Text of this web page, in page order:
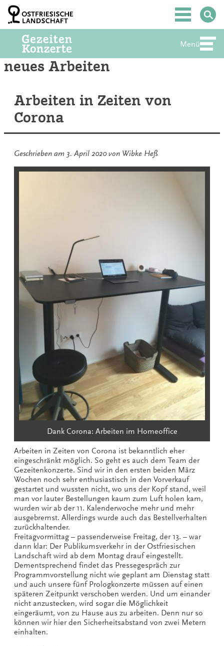
Zum
Inhalt
springen
Hauptmenü
Menü
neues Arbeiten
Arbeiten in Zeiten von
Corona
Geschrieben am 3. April 2020von Wibke Heß
Dank Corona: Arbeiten im Homeoffice
Arbeiten in Zeiten von Corona ist bekanntlich eher
eingeschränkt möglich. So geht es auch dem Team der
Gezeitenkonzerte. Sind wir in den ersten beiden März
Wochen noch sehr enthusiastisch in den Vorverkauf
gestartet und wussten nicht, wo uns der Kopf stand, weil
man vor lauter Bestellungen kaum zum Luft holen kam,
wurden wir ab der 11. Kalenderwoche mehr und mehr
ausgebremst. Allerdings wurde auch das Bestellverhalten
zurückhaltender.
Freitagvormittag – passenderweise Freitag, der 13. – war
dann klar: Der Publikumsverkehr in der Ostfriesischen
Landschaft wird ab dem Montag drauf eingestellt.
Dementsprechend findet das Pressegespräch zur
Programmvorstellung nicht wie geplant am Dienstag statt
und auch unsere fünf Prologkonzerte müssen auf einen
späteren Zeitpunkt verschoben werden. Und um einander
nicht anzustecken, wird sogar die Möglichkeit
eingeräumt, von zu Hause aus zu arbeiten. Denn nur so
können wir hier den Sicherheitsabstand von zwei Metern
einhalten.